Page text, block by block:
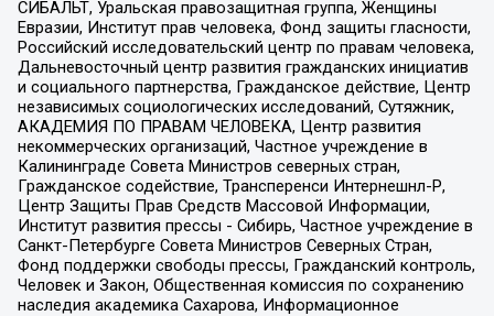
СИБАЛЬТ, Уральская правозащитная группа, Женщины
Евразии, Институт прав человека, Фонд защиты гласности,
Российский исследовательский центр по правам человека,
Дальневосточный центр развития гражданских инициатив
и социального партнерства, Гражданское действие, Центр
независимых социологических исследований, Сутяжник,
АКАДЕМИЯ ПО ПРАВАМ ЧЕЛОВЕКА, Центр развития
некоммерческих организаций, Частное учреждение в
Калининграде Совета Министров северных стран,
Гражданское содействие, Трансперенси Интернешнл-Р,
Центр Защиты Прав Средств Массовой Информации,
Институт развития прессы - Сибирь, Частное учреждение в
Санкт-Петербурге Совета Министров Северных Стран,
Фонд поддержки свободы прессы, Гражданский контроль,
Человек и Закон, Общественная комиссия по сохранению
наследия академика Сахарова, Информационное